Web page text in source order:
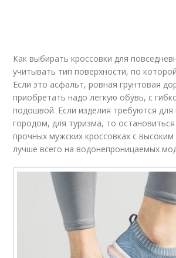
Как выбирать кроссовки для
учитывать тип поверхности, по
Если это асфальт, ровная грунтовая
приобретать надо легкую обувь, с
подошвой. Если изделия требуются для
городом, для туризма, то остановиться
прочных мужских кроссовках с
лучше всего на водонепроницаемых